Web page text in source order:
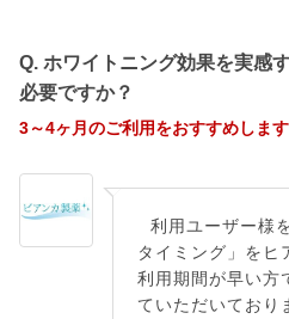
Q. ホワイトニング効果を実感
必要ですか？
3～4ヶ月のご利用をおすすめします
利用ユーザー様
タイミング」をヒ
利用期間が早い方
ていただいており